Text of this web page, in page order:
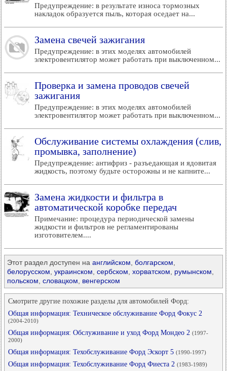
Предупреждение: в результате износа тормозных
накладок образуется пыль, которая оседает на...
Замена свечей зажигания
Предупреждение: в этих моделях автомобилей
электровентилятор может работать при выключенном...
Проверка и замена проводов свечей
зажигания
Предупреждение: в этих моделях автомобилей
электровентилятор может работать при выключенном...
Обслуживание системы охлаждения (слив,
промывка, заполнение)
Предупреждение: антифриз - разъедающая и ядовитая
жидкость, поэтому будьте осторожны и не капните...
Замена жидкости и фильтра в
автоматической коробке передач
Примечание: процедура периодической замены
жидкости и фильтров не регламентированы
изготовителем....
Этот раздел доступен на английском болгарском
белорусском украинском сербском хорватском румынском
польском словацком венгерском
Смотрите другие похожие разделы для автомобилей Форд:
Общая информация: Техническое обслуживание Форд Фокус 2
(2004-2010)
Общая информация: Обслуживание и уход Форд Мондео 2 (1997-
2000)
Общая информация: Техобслуживание Форд Эскорт 5 (1990-1997)
Общая информация: Техобслуживание Форд Фиеста 2 (1983-1989)